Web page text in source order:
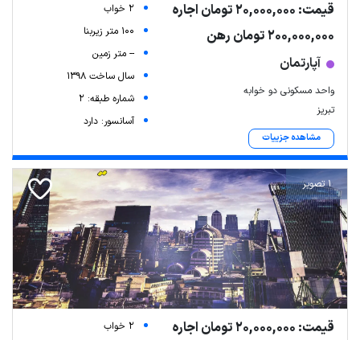
قیمت: 20,000,000 تومان اجاره
200,000,000 تومان رهن
آپارتمان
واحد مسکونی دو خوابه
تبریز
مشاهده جزییات
2 خواب
100 متر زیربنا
-- متر زمین
سال ساخت 1398
شماره طبقه: 2
آسانسور: دارد
1 تصویر
قیمت: 20,000,000 تومان اجاره
2 خواب